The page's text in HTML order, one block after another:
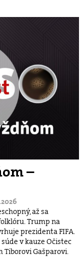
–
až sa
Trump na
prezidenta FIFA.
v kauze Očistec
Tiborovi Gašparovi.